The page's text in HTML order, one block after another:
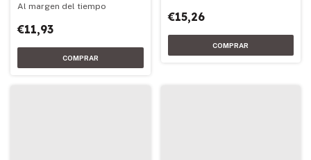
Al margen del tiempo
€11,93
€15,26